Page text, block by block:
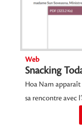
Web
Snacking
Hoa Nam apparaît
sa rencontre avec